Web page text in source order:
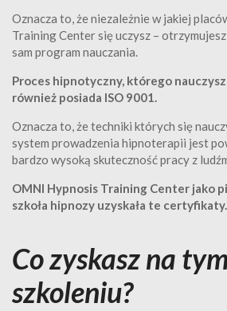
Oznacza to, że niezależnie w jakiej
Training Center się uczysz –
sam program nauczania.
Proces hipnotyczny, którego
również posiada ISO 9001.
Oznacza to, że techniki których się
system prowadzenia hipnoterapii jest
bardzo wysoką skuteczność pracy z
OMNI Hypnosis Training Center jako
szkoła hipnozy uzyskała te certyfikaty.
Co zyskasz na tym
szkoleniu?